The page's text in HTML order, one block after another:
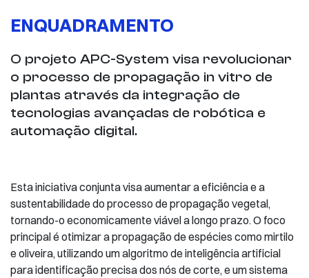
ENQUADRAMENTO
O projeto APC-System visa revolucionar
o processo de propagação in vitro de
plantas através da integração de
tecnologias avançadas de robótica e
automação digital.
Esta iniciativa conjunta visa aumentar a eficiência e a
sustentabilidade do processo de propagação vegetal,
tornando-o economicamente viável a longo prazo. O foco
principal é otimizar a propagação de espécies como mirtilo
e oliveira, utilizando um algoritmo de inteligência artificial
para identificação precisa dos nós de corte, e um sistema